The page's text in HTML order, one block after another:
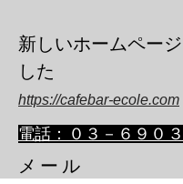
新しいホームペー
した
https://cafebar-ecole.com
電話：０３－６９０
メール